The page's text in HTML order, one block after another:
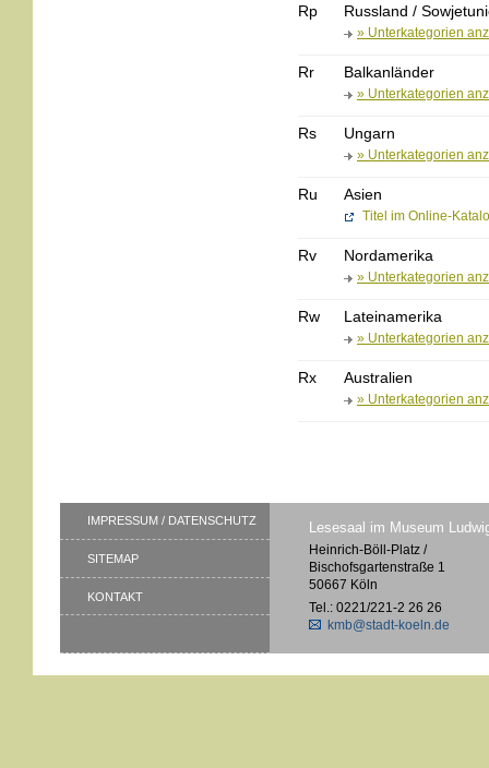
Rp Russland /
» Unterkategorien
Rr Balkanländer
» Unterkategorien
Rs Ungarn
» Unterkategorien
Ru Asien
Titel im Online-
Rv Nordamerika
» Unterkategorien
Rw Lateinamerika
» Unterkategorien
Rx Australien
» Unterkategorien
IMPRESSUM / DATENSCHUTZ
SITEMAP
KONTAKT
Lesesaal im Museum
Heinrich-Böll-Platz /
Bischofsgartenstraße 1
50667 Köln
Tel.: 0221/221-2 26 26
kmb@stadt-koeln.de